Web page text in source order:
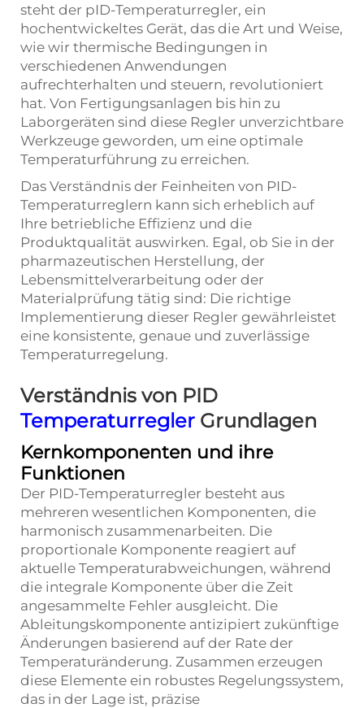
steht der pID-Temperaturregler, ein
hochentwickeltes Gerät, das die Art und Weise,
wie wir thermische Bedingungen in
verschiedenen Anwendungen
aufrechterhalten und steuern, revolutioniert
hat. Von Fertigungsanlagen bis hin zu
Laborgeräten sind diese Regler unverzichtbare
Werkzeuge geworden, um eine optimale
Temperaturführung zu erreichen.
Das Verständnis der Feinheiten von PID-
Temperaturreglern kann sich erheblich auf
Ihre betriebliche Effizienz und die
Produktqualität auswirken. Egal, ob Sie in der
pharmazeutischen Herstellung, der
Lebensmittelverarbeitung oder der
Materialprüfung tätig sind: Die richtige
Implementierung dieser Regler gewährleistet
eine konsistente, genaue und zuverlässige
Temperaturregelung.
Verständnis von PID
Temperaturregler Grundlagen
Kernkomponenten und ihre
Funktionen
Der PID-Temperaturregler besteht aus
mehreren wesentlichen Komponenten, die
harmonisch zusammenarbeiten. Die
proportionale Komponente reagiert auf
aktuelle Temperaturabweichungen, während
die integrale Komponente über die Zeit
angesammelte Fehler ausgleicht. Die
Ableitungskomponente antizipiert zukünftige
Änderungen basierend auf der Rate der
Temperaturänderung. Zusammen erzeugen
diese Elemente ein robustes Regelungssystem,
das in der Lage ist, präzise